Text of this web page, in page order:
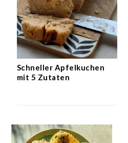
Schneller Apfelkuchen
mit 5 Zutaten